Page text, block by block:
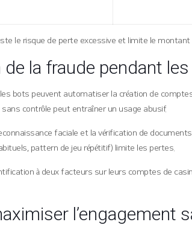
le risque de perte excessive et limite le
la fraude pendant
bots peuvent automatiser la création de
contrôle peut entraîner un usage abusif.
faciale et la vérification de
pattern de jeu répétitif) limite les pertes.
à deux facteurs sur leurs comptes de
l’engagement